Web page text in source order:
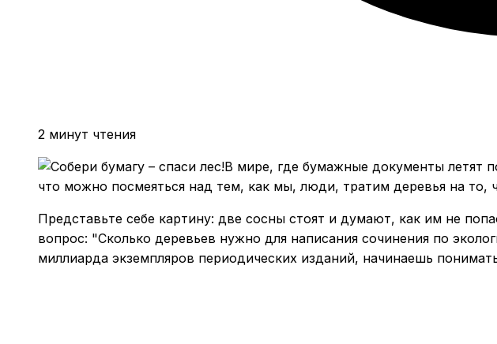
2 минут чтения
В мире, где бумажные документы летят
что можно посмеяться над тем, как мы, люди, тратим деревья на то,
Представьте себе картину: две сосны стоят и думают, как им не
вопрос: "Сколько деревьев нужно для написания сочинения по
миллиарда экземпляров периодических изданий, начинаешь